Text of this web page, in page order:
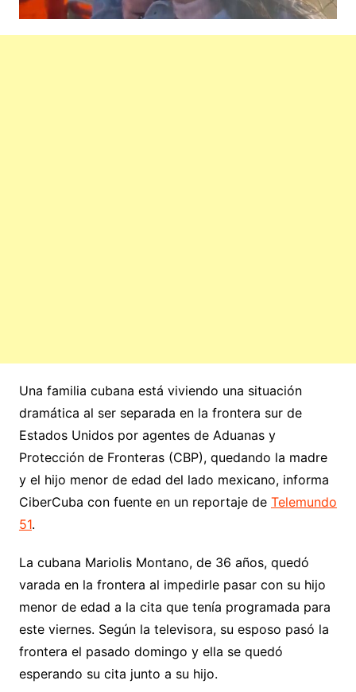
Una familia cubana está viviendo una situación
dramática al ser separada en la frontera sur de
Estados Unidos por agentes de Aduanas y
Protección de Fronteras (CBP), quedando la madre
y el hijo menor de edad del lado mexicano, informa
CiberCuba con fuente en un reportaje de Telemundo
51.
La cubana Mariolis Montano, de 36 años, quedó
varada en la frontera al impedirle pasar con su hijo
menor de edad a la cita que tenía programada para
este viernes. Según la televisora, su esposo pasó la
frontera el pasado domingo y ella se quedó
esperando su cita junto a su hijo.